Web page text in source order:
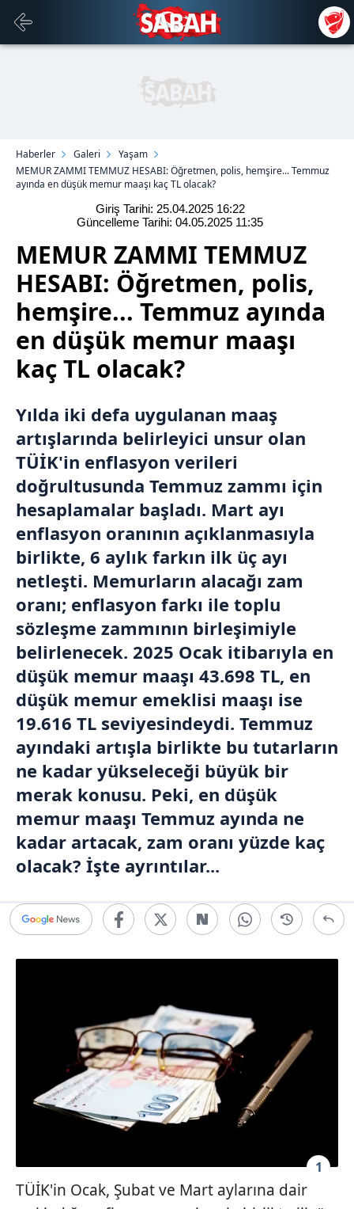
Haberler Galeri
Yaşam
MEMUR ZAMMI TEMMUZ HESABI: Öğretmen, polis, hemşire... Temmuz
ayında en düşük memur maaşı kaç TL olacak?
Giriş Tarihi: 25.04.2025 16:22
Güncelleme Tarihi: 04.05.2025 11:35
MEMUR ZAMMI TEMMUZ
HESABI: Öğretmen, polis,
hemşire... Temmuz ayında
en düşük memur maaşı
kaç TL olacak?
Yılda iki defa uygulanan maaş
artışlarında belirleyici unsur olan
TÜİK'in enflasyon verileri
doğrultusunda Temmuz zammı için
hesaplamalar başladı. Mart ayı
enflasyon oranının açıklanmasıyla
birlikte, 6 aylık farkın ilk üç ayı
netleşti. Memurların alacağı zam
oranı; enflasyon farkı ile toplu
sözleşme zammının birleşimiyle
belirlenecek. 2025 Ocak itibarıyla en
düşük memur maaşı 43.698 TL, en
düşük memur emeklisi maaşı ise
19.616 TL seviyesindeydi. Temmuz
ayındaki artışla birlikte bu tutarların
ne kadar yükseleceği büyük bir
merak konusu. Peki, en düşük
memur maaşı Temmuz ayında ne
kadar artacak, zam oranı yüzde kaç
olacak? İşte ayrıntılar...
1
TÜİK'in Ocak, Şubat ve Mart aylarına dair